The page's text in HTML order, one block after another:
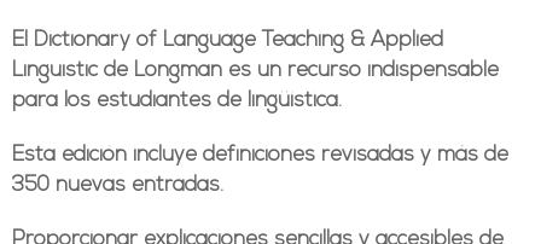
El Dictionary of Language Teaching & Applied
Linguistic de Longman es un recurso indispensable
para los estudiantes de lingüística.
Esta edición incluye definiciones revisadas y más de
350 nuevas entradas.
Proporcionar explicaciones sencillas y accesibles de